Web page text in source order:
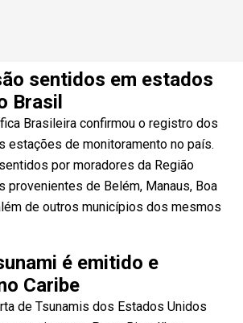
sentidos em estados
Brasil
Brasileira confirmou o registro dos
estações de monitoramento no país.
por moradores da Região
provenientes de Belém, Manaus, Boa
de outros municípios dos mesmos
é emitido e
Caribe
de Tsunamis dos Estados Unidos